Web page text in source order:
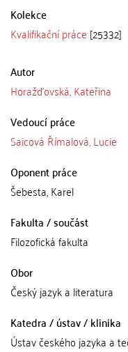
Kolekce
Kvalifikační práce [25332]
Autor
Horažďovská, Kateřina
Vedoucí práce
Saicová Římalová, Lucie
Oponent práce
Šebesta, Karel
Fakulta / součást
Filozofická fakulta
Obor
Český jazyk a literatura
Katedra / ústav / klinika
Ústav českého jazyka a